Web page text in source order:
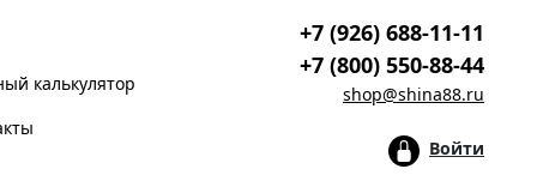
калькулятор
+7 (926) 688-11-11
+7 (800) 550-88-44
shop@shina88.ru
Войти